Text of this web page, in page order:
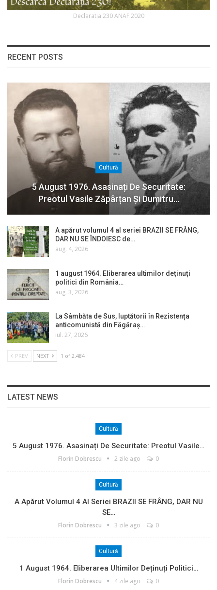
Declaratia 230 ANAF 2020
RECENT POSTS
Cultură
5 August 1976. Asasinați De Securitate:
Preotul Vasile Zăpârțan Și Dumitru…
A apărut volumul 4 al seriei BRAZII SE FRÂNG,
DAR NU SE ÎNDOIESC de…
aug. 4, 2026
1 august 1964. Eliberarea ultimilor deținuți
politici din România…
aug. 3, 2026
La Sâmbăta de Sus, luptătorii în Rezistența
anticomunistă din Făgăraș…
iul. 27, 2026
PREV NEXT 1 of 2.484
LATEST NEWS
Cultură
5 August 1976. Asasinați De Securitate: Preotul Vasile…
Florin Dobrescu 2 zile ago 0
Cultură
A Apărut Volumul 4 Al Seriei BRAZII SE FRÂNG, DAR NU
SE…
Florin Dobrescu 3 zile ago 0
Cultură
1 August 1964. Eliberarea Ultimilor Deținuți Politici…
Florin Dobrescu 4 zile ago 0